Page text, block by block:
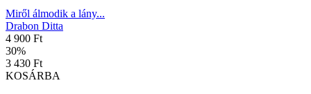
Miről álmodik a lány...
Drabon Ditta
4 900 Ft
30%
3 430 Ft
KOSÁRBA